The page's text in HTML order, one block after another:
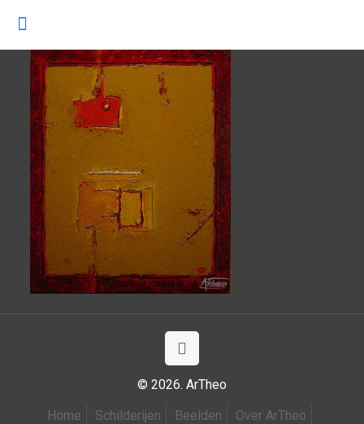
© 2026. ArTheo
Home
Schilderijen Beelden
Over ArTheo